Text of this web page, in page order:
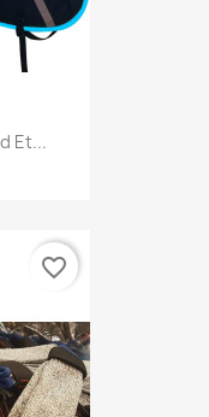
Et...
favorite_border